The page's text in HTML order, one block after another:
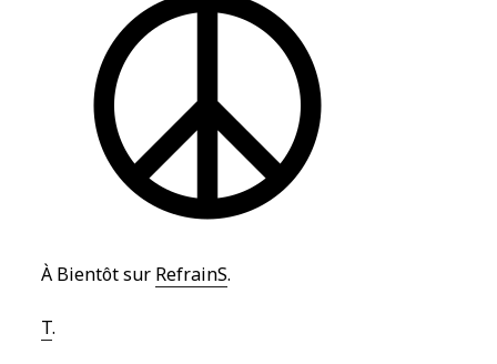
À Bientôt sur RefrainS.
T.